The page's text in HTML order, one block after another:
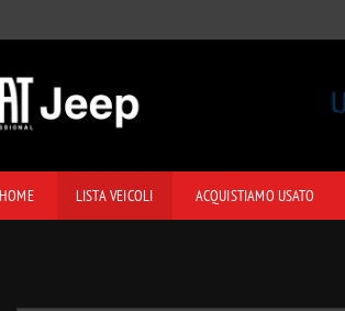
HOME LISTA VEICOLI ACQUISTIAMO USATO